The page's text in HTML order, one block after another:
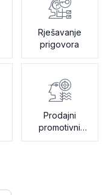
Rješavanje
prigovora
Prodajni
promotivni
materijali